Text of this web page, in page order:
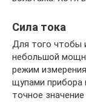
Сила тока
Для того чтобы
небольшой
режим
щупами прибора
точное